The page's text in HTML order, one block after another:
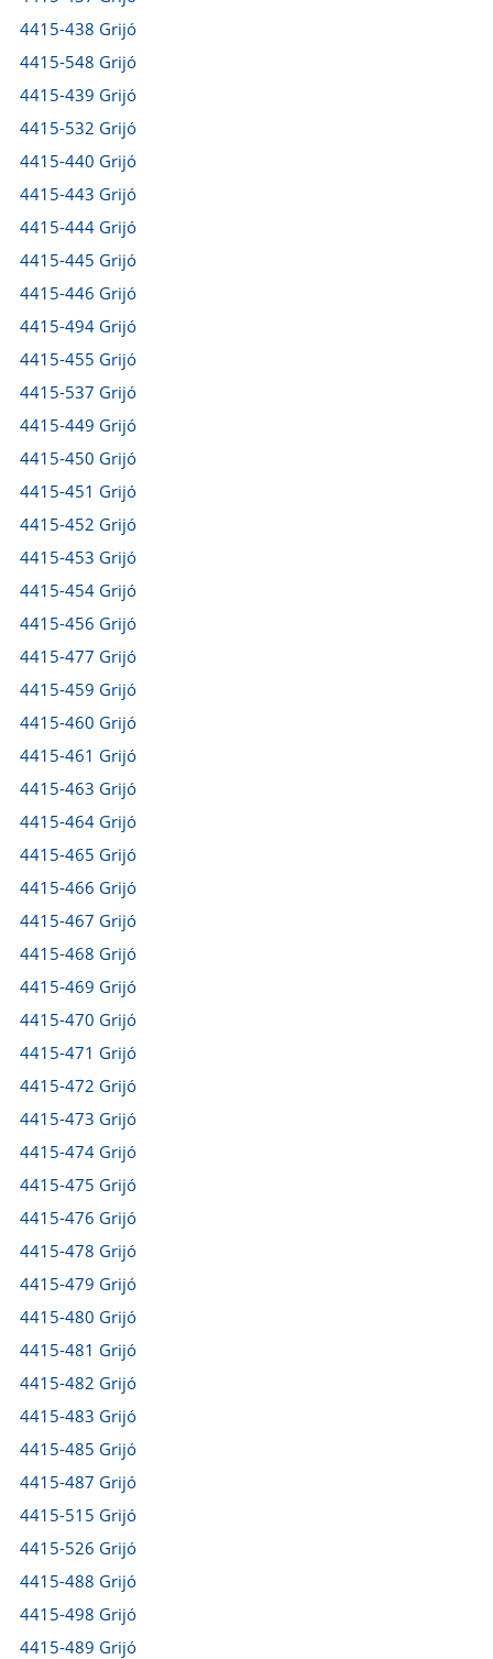
4415-438 Grijó
4415-548 Grijó
4415-439 Grijó
4415-532 Grijó
4415-440 Grijó
4415-443 Grijó
4415-444 Grijó
4415-445 Grijó
4415-446 Grijó
4415-494 Grijó
4415-455 Grijó
4415-537 Grijó
4415-449 Grijó
4415-450 Grijó
4415-451 Grijó
4415-452 Grijó
4415-453 Grijó
4415-454 Grijó
4415-456 Grijó
4415-477 Grijó
4415-459 Grijó
4415-460 Grijó
4415-461 Grijó
4415-463 Grijó
4415-464 Grijó
4415-465 Grijó
4415-466 Grijó
4415-467 Grijó
4415-468 Grijó
4415-469 Grijó
4415-470 Grijó
4415-471 Grijó
4415-472 Grijó
4415-473 Grijó
4415-474 Grijó
4415-475 Grijó
4415-476 Grijó
4415-478 Grijó
4415-479 Grijó
4415-480 Grijó
4415-481 Grijó
4415-482 Grijó
4415-483 Grijó
4415-485 Grijó
4415-487 Grijó
4415-515 Grijó
4415-526 Grijó
4415-488 Grijó
4415-498 Grijó
4415-489 Grijó